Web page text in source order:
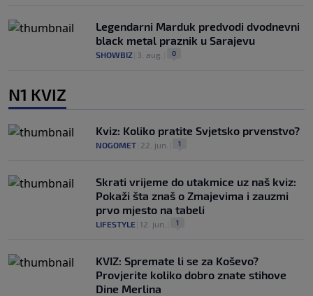
Legendarni Marduk predvodi dvodnevni
black metal praznik u Sarajevu
SHOWBIZ 3. aug. 0
N1 KVIZ
Kviz: Koliko pratite Svjetsko prvenstvo?
NOGOMET 22. jun. 1
Skrati vrijeme do utakmice uz naš kviz:
Pokaži šta znaš o Zmajevima i zauzmi
prvo mjesto na tabeli
LIFESTYLE 12. jun. 1
KVIZ: Spremate li se za Koševo?
Provjerite koliko dobro znate stihove
Dine Merlina